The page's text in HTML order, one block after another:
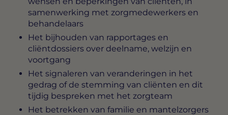
samenwerking met zorgmedewerkers en
behandelaars
Het bijhouden van rapportages en
cliëntdossiers over deelname, welzijn en
voortgang
Het signaleren van veranderingen in het
gedrag of de stemming van cliënten en dit
tijdig bespreken met het zorgteam
Het betrekken van familie en mantelzorgers